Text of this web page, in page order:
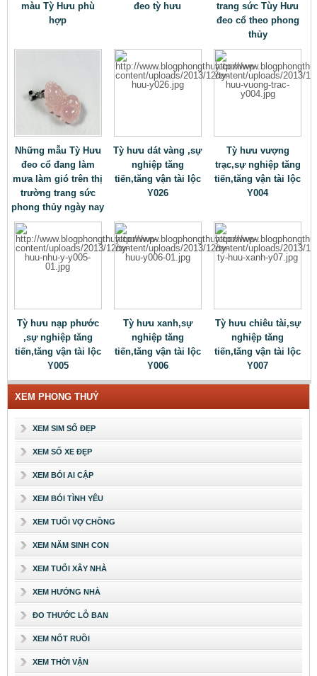
màu Tỳ Hưu phù
hợp
đeo tỳ hưu
trang sức Tùy Hưu
đeo cổ theo phong
thủy
Những mẫu Tỳ Hưu
đeo cổ đang làm
mưa làm gió trên thị
trường trang sức
phong thủy ngày nay
Tỳ hưu dát vàng ,sự
nghiệp tăng
tiến,tăng vận tài lộc
Y026
Tỳ hưu vượng
trạc,sự nghiệp tăng
tiến,tăng vận tài lộc
Y004
Tỳ hưu nạp phước
,sự nghiệp tăng
tiến,tăng vận tài lộc
Y005
Tỳ hưu xanh,sự
nghiệp tăng
tiến,tăng vận tài lộc
Y006
Tỳ hưu chiêu tài,sự
nghiệp tăng
tiến,tăng vận tài lộc
Y007
XEM PHONG THUỶ
XEM SIM SỐ ĐẸP
XEM SỐ XE ĐẸP
XEM BÓI AI CẬP
XEM BÓI TÌNH YÊU
XEM TUỔI VỢ CHỒNG
XEM NĂM SINH CON
XEM TUỔI XÂY NHÀ
XEM HƯỚNG NHÀ
ĐO THƯỚC LỖ BAN
XEM NỐT RUỒI
XEM THỜI VẬN